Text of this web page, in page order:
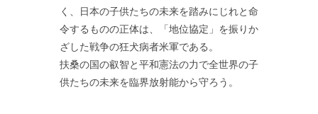
く、日本の子供たちの未来を踏みにじれと命
令するものの正体は、「地位協定」を振りか
ざした戦争の狂犬病者米軍である。
扶桑の国の叡智と平和憲法の力で全世界の子
供たちの未来を臨界放射能から守ろう。